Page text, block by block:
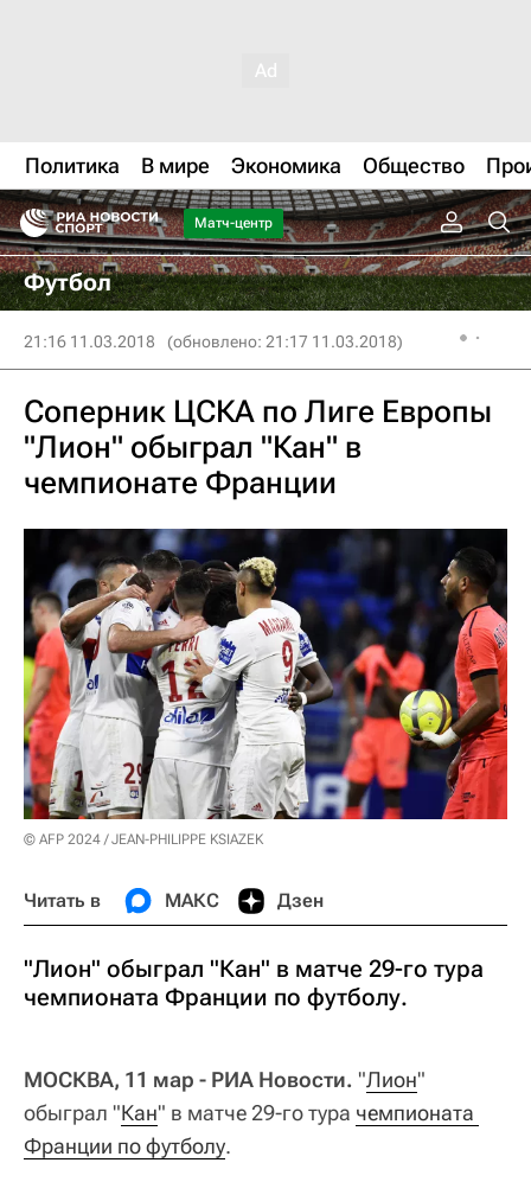
Политика В мире Экономика Общество
Матч-центр
Футбол
21:16 11.03.2018 (обновлено: 21:17 11.03.2018)
Соперник ЦСКА по Лиге Европы
"Лион" обыграл "Кан" в
чемпионате Франции
© AFP 2024 / JEAN-PHILIPPE KSIAZEK
Читать в МАКС Дзен
"Лион" обыграл "Кан" в матче 29-го тура
чемпионата Франции по футболу.
МОСКВА, 11 мар - РИА Новости. "Лион"
обыграл "Кан" в матче 29-го тура чемпионата
Франции по футболу.